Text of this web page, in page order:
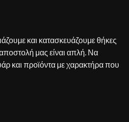
και κατασκευάζουμε θήκες
μας είναι απλή. Να
και προϊόντα με χαρακτήρα που